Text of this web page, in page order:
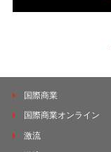
国際商業
国際商業オンライン
激流